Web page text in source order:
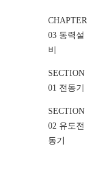
CHAPTER
03 동력설
비
SECTION
01 전동기
SECTION
02 유도전
동기